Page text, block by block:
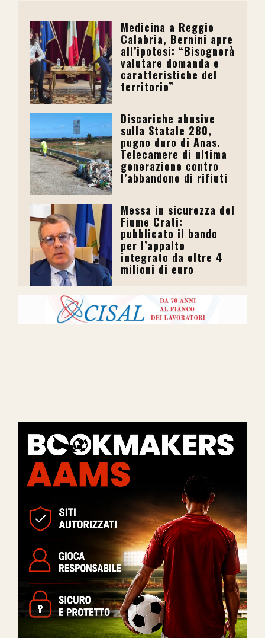
Medicina a Reggio
Calabria, Bernini apre
all’ipotesi: “Bisognerà
valutare domanda e
caratteristiche del
territorio”
Discariche abusive
sulla Statale 280,
pugno duro di Anas.
Telecamere di ultima
generazione contro
l’abbandono di rifiuti
Messa in sicurezza del
Fiume Crati:
pubblicato il bando
per l’appalto
integrato da oltre 4
milioni di euro